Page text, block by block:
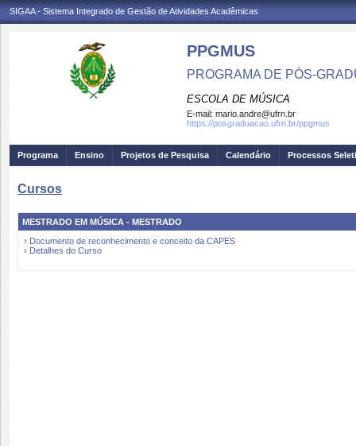
SIGAA - Sistema Integrado de Gestão de Atividades Acadêmicas
PPGMUS
PROGRAMA DE PÓS-
ESCOLA DE MÚSICA
E-mail: mario.andre@ufrn.br
https://posgraduacao.ufrn.br/ppgmus
Programa Ensino Projetos de Pesquisa Calendário Processos
Cursos
MESTRADO EM MÚSICA - MESTRADO
› Documento de reconhecimento e conceito da CAPES
› Detalhes do Curso